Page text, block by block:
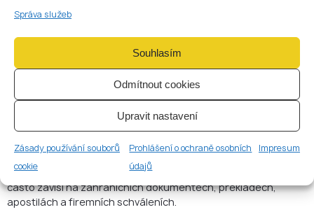
Správa služeb
Souhlasím
Odmítnout cookies
Upravit nastavení
Zásady používání souborů
cookie
Prohlášení o ochraně osobních
údajů
Impresum
rejstříku
8. Kontrola evidence
skutečných majitelů
Pokud převod mění konečného vlastníka nebo osobu
vykonávající kontrolu, je třeba aktualizovat záznam v evidenci
skutečných majitelů.
postupovat rychle. U mezinárodní transakce časový rámec
často závisí na zahraničních dokumentech, překladech,
apostilách a firemních schváleních.